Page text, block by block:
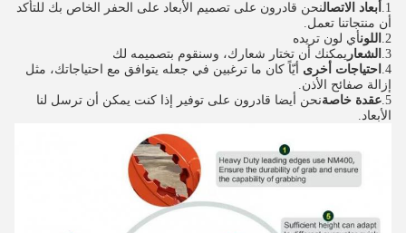
1. أبعاد الاتصالنحن قادرون على تصميم الأبعاد على الحفر الخاص بك للتأكد
أن منتجاتنا تعمل.
2. اللونأي لون تريده
3. الشعار يمكنك أن تختار شعارك، وسنقوم بتصميمه لك
4. احتياجات أخرى
إزالة صفائح الأذن.
5. عقدة خاصة
الأبعاد.